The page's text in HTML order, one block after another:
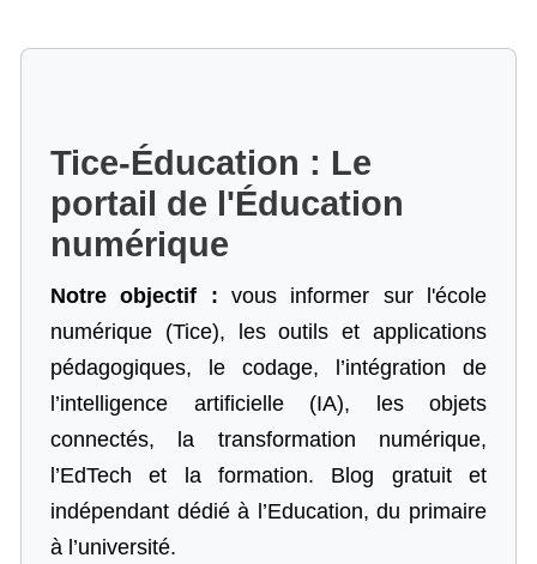
Tice-Éducation : Le
portail de l'Éducation
numérique
Notre objectif : vous informer sur l'école
numérique (Tice), les outils et applications
pédagogiques, le codage,
l’intégration de
l’intelligence artificielle (IA), les objets
connectés, la transformation numérique,
l’EdTech et la formation. Blog gratuit et
indépendant dédié à l’Education, du primaire
à l’université.